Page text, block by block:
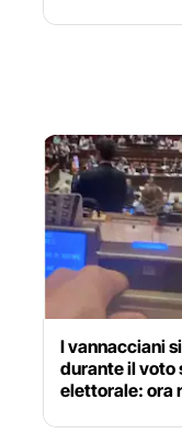
I vannacciani
durante il voto
elettorale: ora